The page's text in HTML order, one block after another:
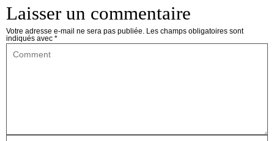
Laisser un commentaire
Votre adresse e-mail ne sera pas publiée. Les champs obligatoires sont
indiqués avec *